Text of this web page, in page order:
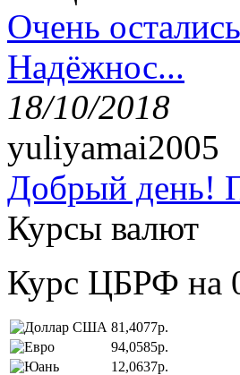
Очень
Надёжнос...
18/10/2018
yuliyamai2005
Добрый день!
Курсы валют
Курс ЦБРФ на
81,4077р.
94,0585р.
12,0637р.